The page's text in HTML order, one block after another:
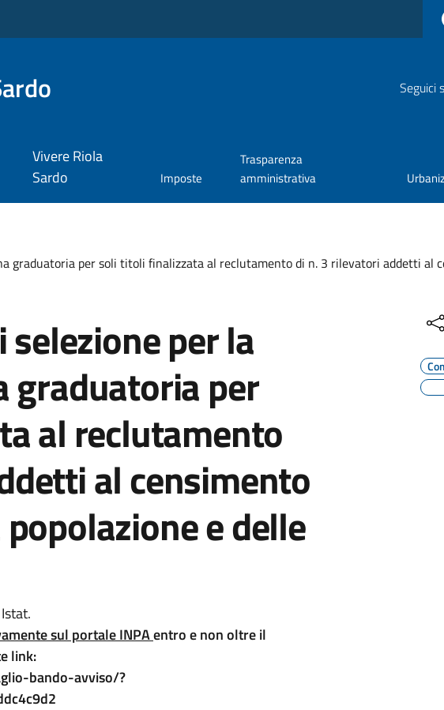
Seguici
Vivere Riola
Sardo
Imposte
Trasparenza
amministrativa
graduatoria per soli titoli finalizzata al reclutamento di n. 3 rilevatori addetti al
per la
graduatoria per
al reclutamento
al censimento
e delle
sul portale INPAentro e non oltre il
link:
bando-avviso/?